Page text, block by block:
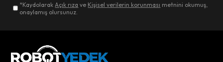
*Kaydolarak Açık rıza ve Kişisel verilerin korunması metnini okumuş,
onaylamış olursunuz.